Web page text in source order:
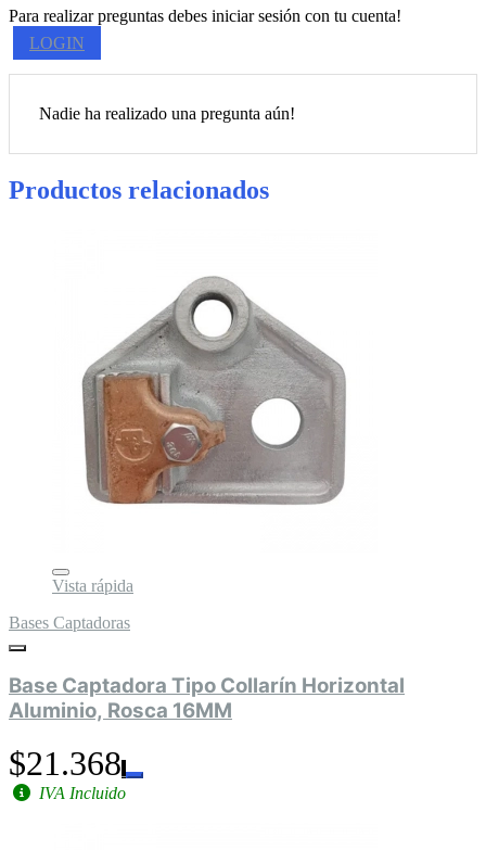
Para realizar preguntas debes iniciar sesión con tu cuenta!
LOGIN
Nadie ha realizado una pregunta aún!
Productos relacionados
Vista rápida
Bases Captadoras
Base Captadora Tipo Collarín Horizontal
Aluminio, Rosca 16MM
$21.368
IVA Incluido